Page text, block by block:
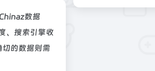
Chinaz数据
、搜索引擎收
的数据则需